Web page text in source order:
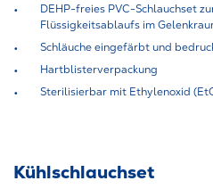
DEHP-freies PVC-Schlauchset
Flüssigkeitsablaufs im
Schläuche eingefärbt und
Hartblisterverpackung
Sterilisierbar mit Ethylenoxid
Kühlschlauchset